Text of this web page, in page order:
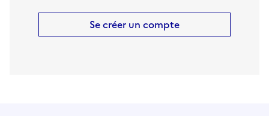
Se créer un compte